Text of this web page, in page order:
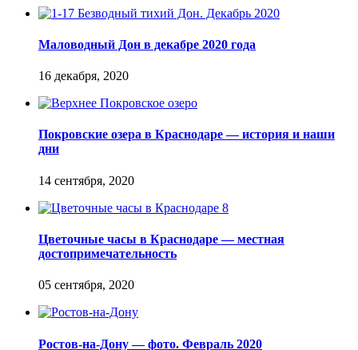
Маловодный Дон в декабре 2020 года
Покровские озера в Краснодаре — история и наши
дни
Цветочные часы в Краснодаре — местная
достопримечательность
Ростов-на-Дону — фото. Февраль 2020